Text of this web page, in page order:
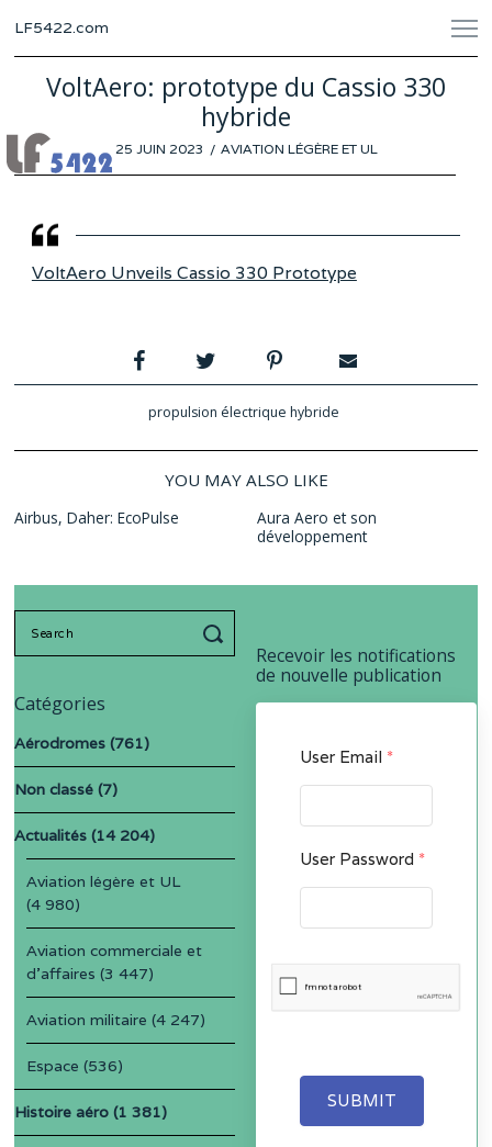
LF5422.com
VoltAero: prototype du Cassio 330
hybride
POSTED
25 JUIN 2023 20AVIATION LÉGÈRE ET UL
VoltAero Unveils Cassio 330 Prototype
propulsion électrique hybride
YOU MAY ALSO LIKE
Airbus, Daher: EcoPulse
Aura Aero et son
développement
Recevoir les notifications
de nouvelle publication
User Email *
User Password *
SUBMIT
Catégories
Aérodromes (761)
Non classé (7)
Actualités (14 204)
Aviation légère et UL
(4 980)
Aviation commerciale et
d'affaires (3 447)
Aviation militaire (4 247)
Espace (536)
Histoire aéro (1 381)